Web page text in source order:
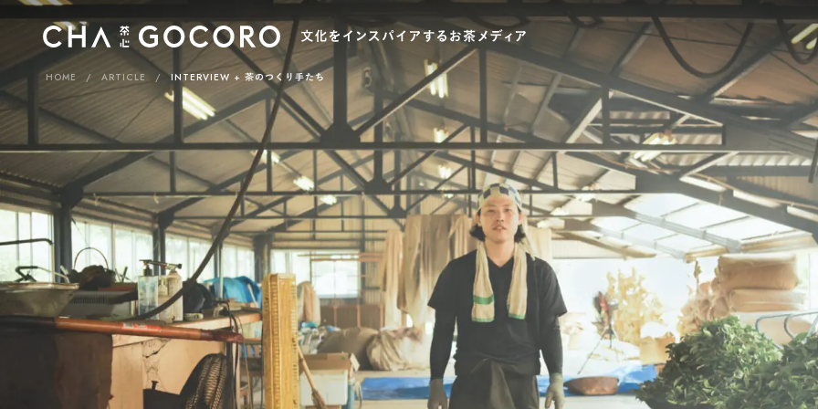
伊藤園 GASATANG×ITO EN
T-shirt Ocha SURU? ORIGINAL
ワードでさがす
カテゴリでさがす INTERVIEW CHAGOCORO TALK イベント
茶と器 茶と食 茶のつくり手たち Ocha
PAUSE & INSPIRE ファーストプレイスで、お茶を
COLOURS BY CHAGOCORO
お茶でさがす 煎茶 萎凋茶 発酵茶 ほうじ茶 紅茶
ブレンドティー 釜炒り茶 番茶 台湾茶
白葉茶 玉露 茎茶 碾茶 中国茶 粉茶
ミルクティー かぶせ茶 茶外茶 ダージリン
HOME ARTICLE INTERVIEW 茶のつくり手たち